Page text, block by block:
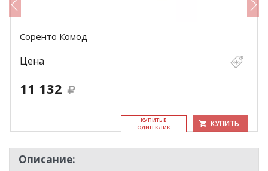
Соренто Комод
Цена
11 132
КУ­ПИТЬ В
ОДИН КЛИК
КУПИТЬ
Описание: